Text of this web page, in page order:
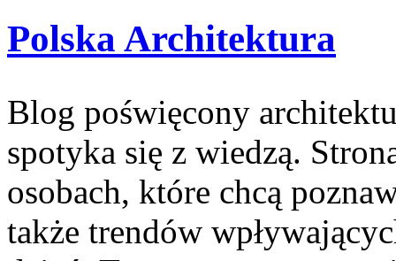
Polska Architektura
Blog poświęcony
spotyka się z wiedzą.
osobach, które chcą
także trendów